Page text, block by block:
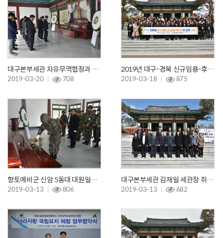
대구본부세관 자유무역협정과 참배
2019-03-20 708
2019년 대구-경북 신규임용-후보자 1기 88명 참배 (대구광역시공무원교육원)
2019-03-18 875
향토예비군 신암 5동대 대원일동 참배 및 롤콜 실시
2019-03-13 806
대구본부세관 김재일 세관장 취임참배
2019-03-13 682